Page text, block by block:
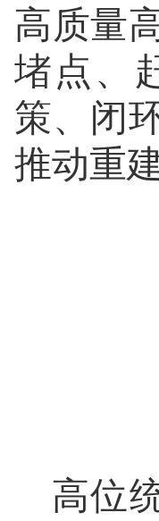
高质量
堵点、
策、闭
推动重
高位